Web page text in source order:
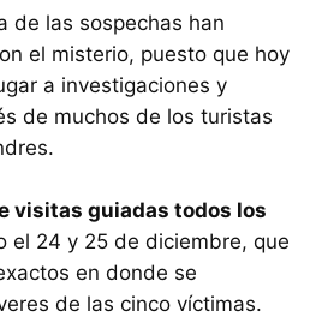
de las sospechas han
el misterio, puesto que hoy
a investigaciones y
de muchos de los turistas
visitas guiadas todos los
el 24 y 25 de diciembre, que
en donde se
de las cinco víctimas.